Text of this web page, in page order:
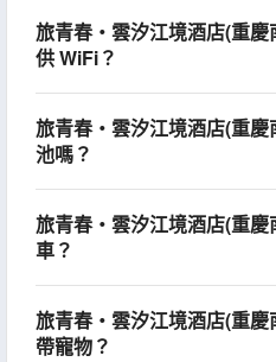
旅青春・雲汐江境酒店(重
供 WiFi？
旅青春・雲汐江境酒店(重
池嗎？
旅青春・雲汐江境酒店(重
車？
旅青春・雲汐江境酒店(重
帶寵物？